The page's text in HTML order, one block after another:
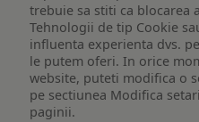
trebuie sa stiti ca blocarea
Tehnologii de tip Cookie
influenta experienta dvs.
le putem oferi. In orice
website, puteti modifica o
pe sectiunea Modifica
paginii.